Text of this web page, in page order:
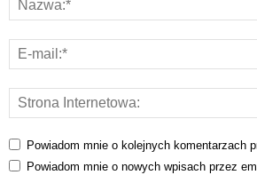
Powiadom mnie o kolejnych komentarzach
Powiadom mnie o nowych wpisach przez